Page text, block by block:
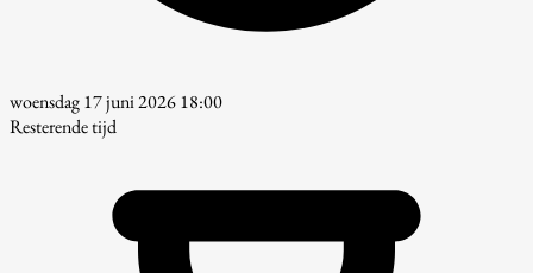
woensdag 17 juni 2026 18:00
Resterende tijd